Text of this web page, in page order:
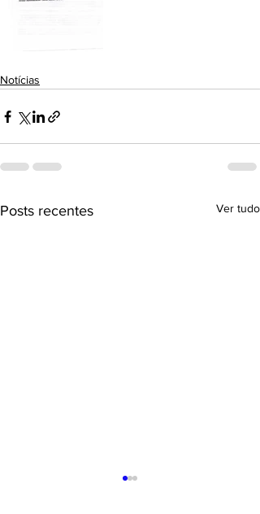
Notícias
Posts recentes Ver tudo